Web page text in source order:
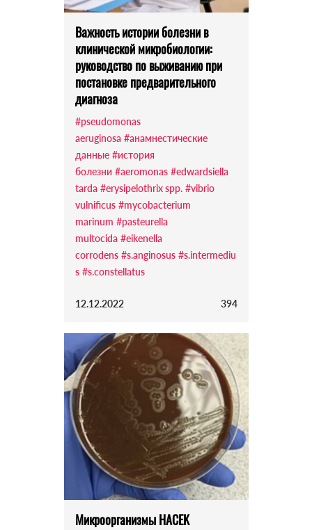
Важность истории болезни в
клинической микробиологии:
руководство по выживанию при
постановке предварительного
диагноза
#pseudomonas
aeruginosa #анамнестические
данные #история
болезни #aeromonas #edwardsiella
tarda #erysipelothrix spp. #vibrio
vulnificus #mycobacterium
marinum #pasteurella
multocida #eikenella
corrodens #s.anginosus #s.intermediu
s #s.constellatus
12.12.2022 394
Микроорганизмы HACEK